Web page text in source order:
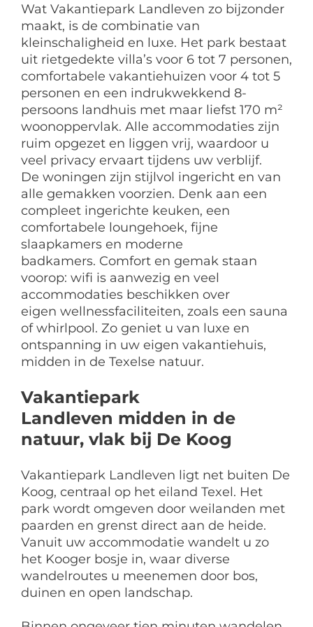
Wat Vakantiepark Landleven zo bijzonder
maakt, is de combinatie van
kleinschaligheid en luxe. Het park bestaat
uit rietgedekte villa’s voor 6 tot 7 personen,
comfortabele vakantiehuizen voor 4 tot 5
personen en een indrukwekkend 8-
persoons landhuis met maar liefst 170 m²
woonoppervlak. Alle accommodaties zijn
ruim opgezet en liggen vrij, waardoor u
veel privacy ervaart tijdens uw verblijf.
De woningen zijn stijlvol ingericht en van
alle gemakken voorzien. Denk aan een
compleet ingerichte keuken, een
comfortabele loungehoek, fijne
slaapkamers en moderne
badkamers. Comfort en gemak staan
voorop: wifi is aanwezig en veel
accommodaties beschikken over
eigen wellnessfaciliteiten, zoals een sauna
of whirlpool. Zo geniet u van luxe en
ontspanning in uw eigen vakantiehuis,
midden in de Texelse natuur.
Vakantiepark
Landleven midden in de
natuur, vlak bij De Koog
Vakantiepark Landleven ligt net buiten De
Koog, centraal op het eiland Texel. Het
park wordt omgeven door weilanden met
paarden en grenst direct aan de heide.
Vanuit uw accommodatie wandelt u zo
het Kooger bosje in, waar diverse
wandelroutes u meenemen door bos,
duinen en open landschap.